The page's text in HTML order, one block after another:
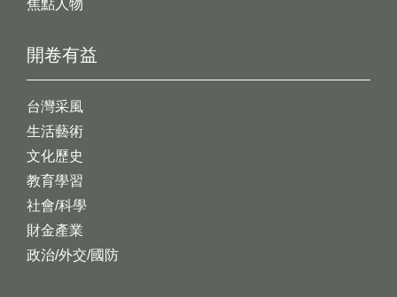
開卷有益
台灣采風
生活藝術
文化歷史
教育學習
社會/科學
財金產業
政治/外交/國防
焦點人物